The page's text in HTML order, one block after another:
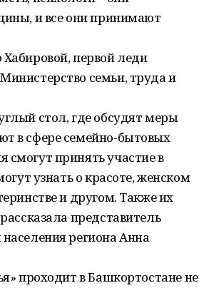
и все они принимают
первой леди
семьи, труда и
стол, где обсудят меры
в сфере семейно-бытовых
принять участие в
узнать о красоте, женском
и другом. Также их
представитель
региона Анна
проходит в Башкортостане не